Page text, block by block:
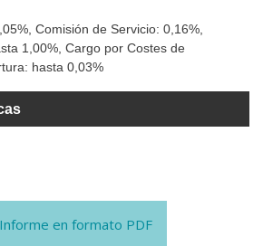
Comisión de Servicio: 0,16%,
1,00%, Cargo por Costes de
hasta 0,03%
Informe en formato PDF